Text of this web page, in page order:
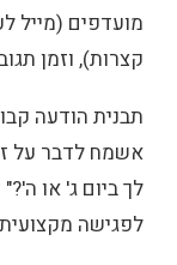
מועדפים (מייל
קצרות), וזמן תגובה סביר (24-
תבנית הודעה
אשמח לדבר על
לך ביום ג' או
לפגישה